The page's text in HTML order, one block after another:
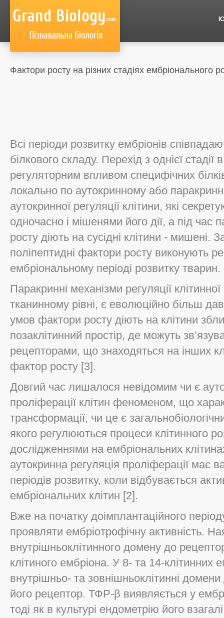
Фактори росту на різних стадіях ембріонального
Всі періоди розвитку ембріонів
білкового складу. Перехід з однієї стадії
регуляторним впливом специфічних
локально по аутокринному або
аутокринної регуляції клітини, які
одночасно і мішенями його дії, а під час
росту діють на сусідні клітини - мишені.
поліпептидні фактори росту виконують
ембріональному періоді розвитку тварин.
Паракринні механізми регуляції
тканинному рівні, є еволюційно більш
умов фактори росту діють на клітини
позаклітинний простір, де можуть
рецепторами, що знаходяться на інших
фактор росту [3].
Довгий час лишалося невідомим чи є
проліферації клітин феноменом, що
трансформації, чи це є
якого регулюються процеси клітинного
дослідженнями на ембріональних
аутокринна регуляція проліферації має
періодів розвитку, коли відбувається
ембріональних клітин [2].
Вже на початку доімплантаційного
проявляти ембріотрофічну активність.
внутрішньоклітинного домену до
клітиного ембріона. У 8- та 14-
внутрішньо- та зовнішньоклітинні
його рецептор. ТФР-β виявляється у
тоді як в культурі ендометрію його